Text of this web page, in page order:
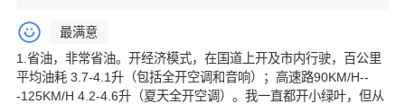
最满意
1.省油，非常省油。开经济模式，在国道上开及市内行驶，百公里
平均油耗 3.7-4.1升（包括全开空调和音响）；高速路90KM/H--
-125KM/H 4.2-4.6升（夏天全开空调）。我一直都开小绿叶，但从